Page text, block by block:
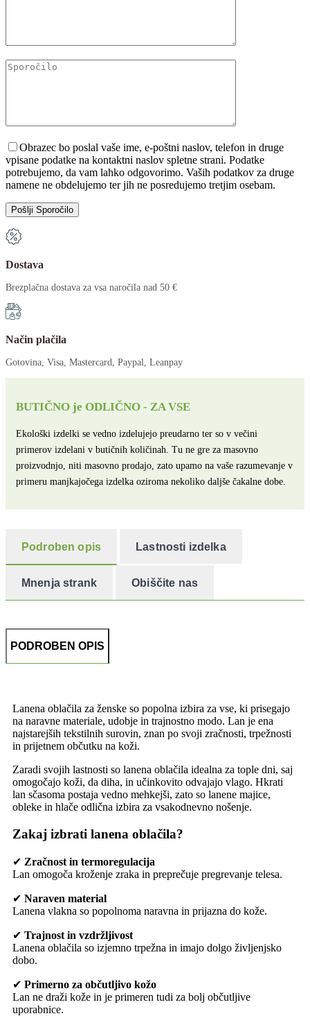
Obrazec bo poslal vaše ime, e-poštni naslov, telefon in druge
vpisane podatke na kontaktni naslov spletne strani. Podatke
potrebujemo, da vam lahko odgovorimo. Vaših podatkov za druge
namene ne obdelujemo ter jih ne posredujemo tretjim osebam.
Dostava
Brezplačna dostava za vsa naročila nad 50 €
Način plačila
Gotovina, Visa, Mastercard, Paypal, Leanpay
BUTIČNO je ODLIČNO - ZA VSE
Ekološki izdelki se vedno izdelujejo preudarno ter so v večini
primerov izdelani v butičnih količinah. Tu ne gre za masovno
proizvodnjo, niti masovno prodajo, zato upamo na vaše razumevanje v
primeru manjkajočega izdelka oziroma nekoliko daljše čakalne dobe.
Podroben opis Lastnosti izdelka
Mnenja strank Obiščite nas
PODROBEN OPIS
Lanena oblačila za ženske so popolna izbira za vse, ki prisegajo
na naravne materiale, udobje in trajnostno modo. Lan je ena
najstarejših tekstilnih surovin, znan po svoji zračnosti, trpežnosti
in prijetnem občutku na koži.
Zaradi svojih lastnosti so lanena oblačila idealna za tople dni, saj
omogočajo koži, da diha, in učinkovito odvajajo vlago. Hkrati
lan sčasoma postaja vedno mehkejši, zato so lanene majice,
obleke in hlače odlična izbira za vsakodnevno nošenje.
Zakaj izbrati lanena oblačila?
✔ Zračnost in termoregulacija
Lan omogoča kroženje zraka in preprečuje pregrevanje telesa.
✔ Naraven material
Lanena vlakna so popolnoma naravna in prijazna do kože.
✔ Trajnost in vzdržljivost
Lanena oblačila so izjemno trpežna in imajo dolgo življenjsko
dobo.
✔ Primerno za občutljivo kožo
Lan ne draži kože in je primeren tudi za bolj občutljive
uporabnice.